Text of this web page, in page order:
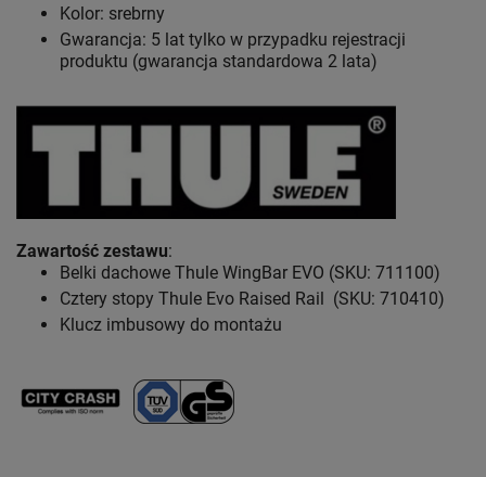
Kolor: srebrny
Gwarancja: 5 lat tylko w przypadku rejestracji
produktu (gwarancja standardowa 2 lata)
Zawartość zestawu:
Belki dachowe Thule WingBar EVO (SKU: 711100)
Cztery stopy Thule Evo Raised Rail (SKU: 710410)
Klucz imbusowy do montażu